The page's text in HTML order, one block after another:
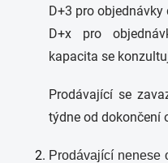
D+3 pro objednávky
D+x pro
kapacita se
Prodávající se
týdne od dokončení
Prodávající nenese